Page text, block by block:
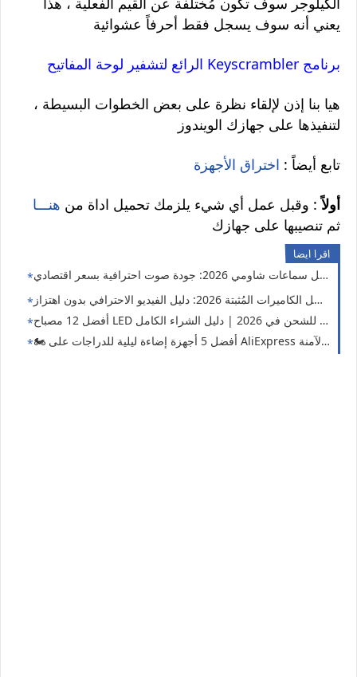
يعني أنه سوف يسجل فقط أحرفاً عشوائية
الرائع لتشفير لوحة المفاتيح Keyscrambler برنامج
هيا بنا إذن لإلقاء نظرة على بعض الخطوات البسيطة ،
لتنفيذها على جهازك الويندوز
تابع أيضاً : اختراق الأجهزة
أولاً: وقبل عمل أي شيء يلزمك تحميل اداة من هنـــا
ثم تنصيبها على جهازك
اقرا ايضا
أفضل الكاميرات المُثبتة 2026: دليل الفيديو الاحترافي بدون اهتزاز
أفضل 12 مصباح LED جيب قابل للشحن في 2026 | دليل الشراء الكامل